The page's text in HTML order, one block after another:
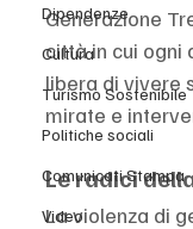
Dipendenze
Cultura
Turismo Sostenibile
Politiche sociali
Comunicati Stampa
Video
Generazione
città in cui ogni
libera di vivere
mirate e
Le radici
La violenza di